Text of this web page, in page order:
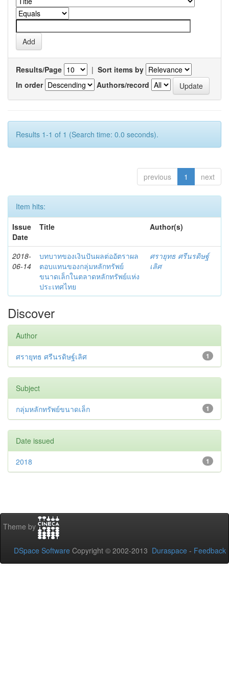
Results/Page | Sort items by
In order
Authors/record
Results 1-1 of 1 (Search time: 0.0 seconds).
previous 1 next
Item hits:
Issue
Date
Title Author(s)
2018-
06-14
บทบาทของเงินปันผลต่ออัตราผล
ตอบแทนของกลุ่มหลักทรัพย์
ขนาดเล็กในตลาดหลักทรัพย์แห่ง
ประเทศไทย
ศรายุทธ ศรีนรดิษฐ์
เลิศ
Discover
Author
1
ศรายุทธ ศรีนรดิษฐ์เลิศ
Subject
1
กลุ่มหลักทรัพย์ขนาดเล็ก
Date issued
1
2018
Theme by
DSpace Software Copyright © 2002-2013 Duraspace - Feedback